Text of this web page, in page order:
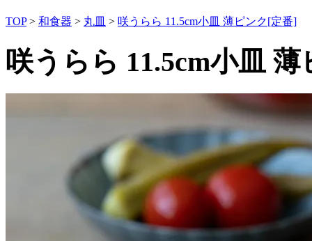
TOP> 和食器 > 丸皿 > 咲うらら 11.5cm小皿 薄ピンク[定番]
咲うらら 11.5cm小皿